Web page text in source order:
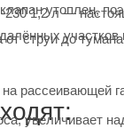
утоплен,
от струи до
рассеивающей
увеличивает
1,2 л —